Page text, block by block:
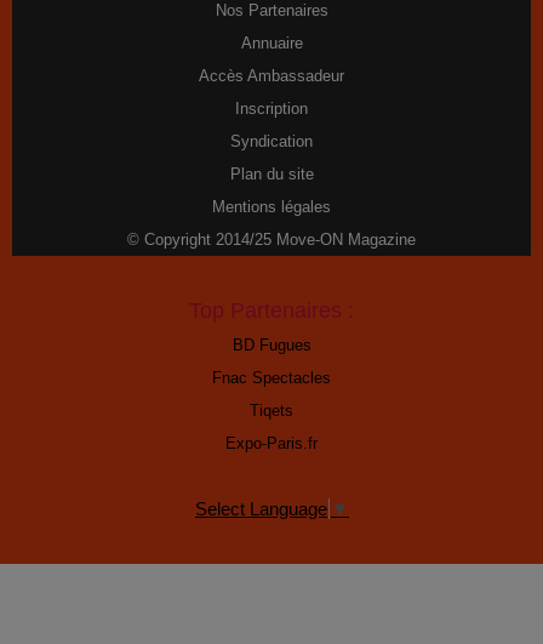
Nos Partenaires
Annuaire
Accès Ambassadeur
Inscription
Syndication
Plan du site
Mentions légales
© Copyright 2014/25 Move-ON Magazine
BD Fugues
Fnac Spectacles
Tiqets
Expo-Paris.fr
Select Language ▼